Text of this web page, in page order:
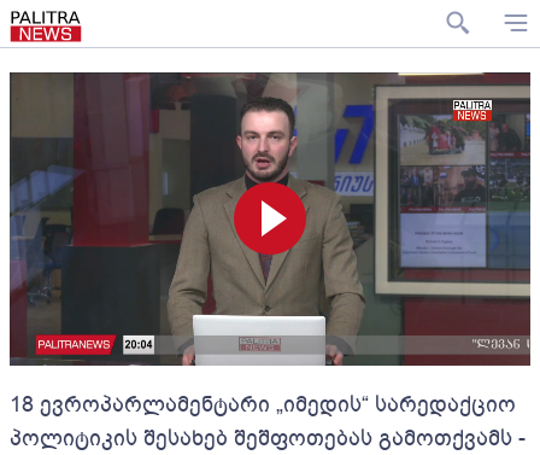
18 ევროპარლამენტარი „იმედის“ სარედაქციო
პოლიტიკის შესახებ შეშფოთებას გამოთქვამს -